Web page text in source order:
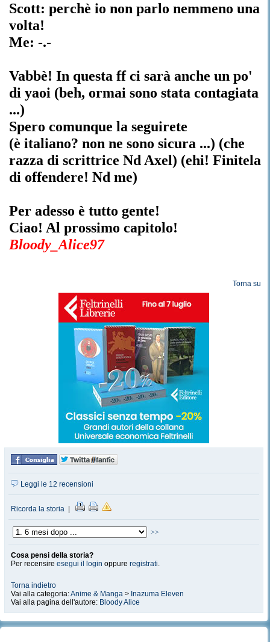
Scott: perchè io non parlo nemmeno una
volta!
Me: -.-
Vabbè! In questa ff ci sarà anche un po'
di yaoi (beh, ormai sono stata contagiata
...)
Spero comunque la seguirete
(è italiano? non ne sono sicura ...) (che
razza di scrittrice Nd Axel) (ehi! Finitela
di offendere! Nd me)
Per adesso è tutto gente!
Ciao! Al prossimo capitolo!
Bloody_Alice97
Torna su
Leggi le 12 recensioni
Ricorda la storia
>>
Cosa pensi della storia?
Per recensire esegui il login oppure registrati.
Torna indietro
Vai alla categoria:Anime & Manga > Inazuma Eleven
Vai alla pagina dell'autore: Bloody Alice